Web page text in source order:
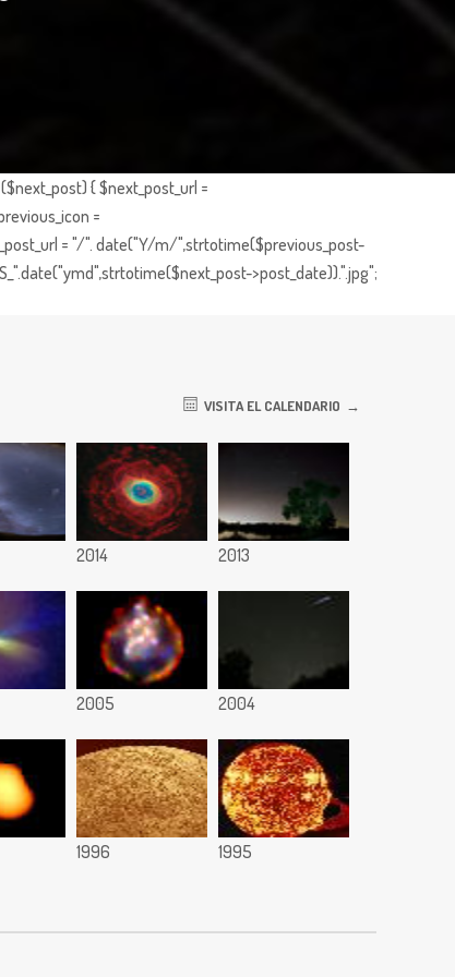
{ $next_post_url =
=
= "/". date("Y/m/",strtotime($previous_post-
>post_date)).".jpg";
VISITA EL CALENDARIO
2014 2013
2005 2004
1996 1995